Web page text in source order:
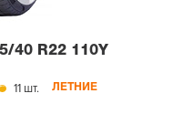
40 R22 110Y
11 шт. ЛЕТНИЕ